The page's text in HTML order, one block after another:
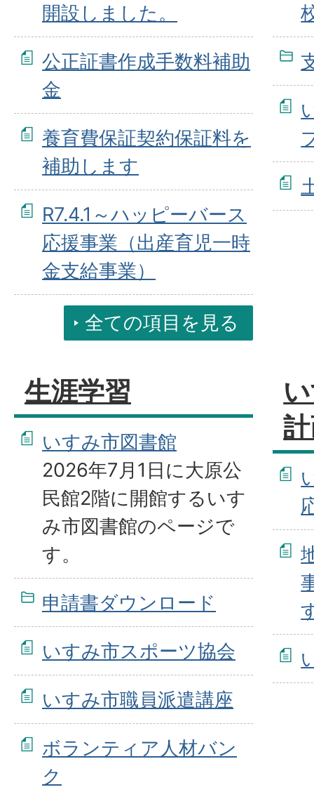
開設しました。
公正証書作成手数料補助
金
養育費保証契約保証料を
補助します
R7.4.1～ハッピーバース
応援事業（出産育児一時
金支給事業）
全ての項目を見る
生涯学習
いすみ市図書館
2026年7月1日に大原公
民館2階に開館するいす
み市図書館のページで
す。
申請書ダウンロード
いすみ市スポーツ協会
いすみ市職員派遣講座
ボランティア人材バン
ク